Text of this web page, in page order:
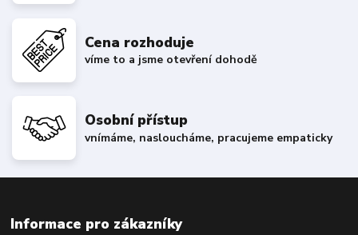
Cena rozhoduje
víme to a jsme otevření dohodě
Osobní přístup
vnímáme, nasloucháme, pracujeme empaticky
Informace pro zákazníky